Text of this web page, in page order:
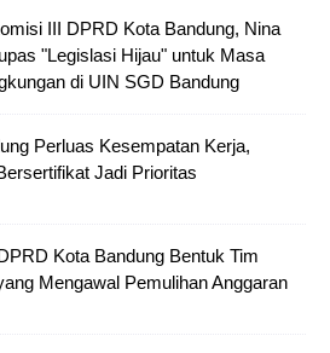
III DPRD Kota Bandung, Nina
"Legislasi Hijau" untuk Masa
di UIN SGD Bandung
Perluas Kesempatan Kerja,
Jadi Prioritas
Kota Bandung Bentuk Tim
Mengawal Pemulihan Anggaran